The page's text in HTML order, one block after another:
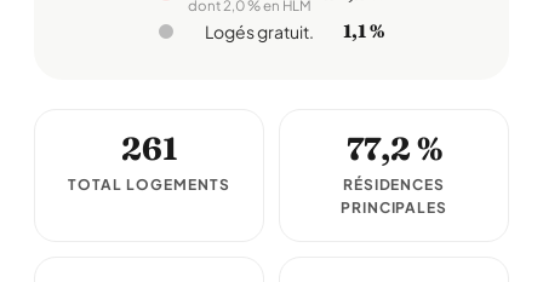
dont 2,0 % en HLM
Logés gratuit. 1,1 %
261
TOTAL LOGEMENTS
77,2 %
RÉSIDENCES
PRINCIPALES